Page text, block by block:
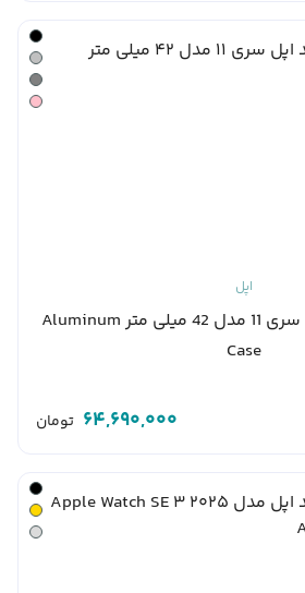
اپل
ساعت هوشمند اپل سری 11 مدل 42 میلی متر Aluminum
Case
64,690,000 تومان